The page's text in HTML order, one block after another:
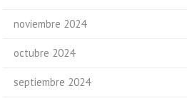
noviembre 2024
octubre 2024
septiembre 2024